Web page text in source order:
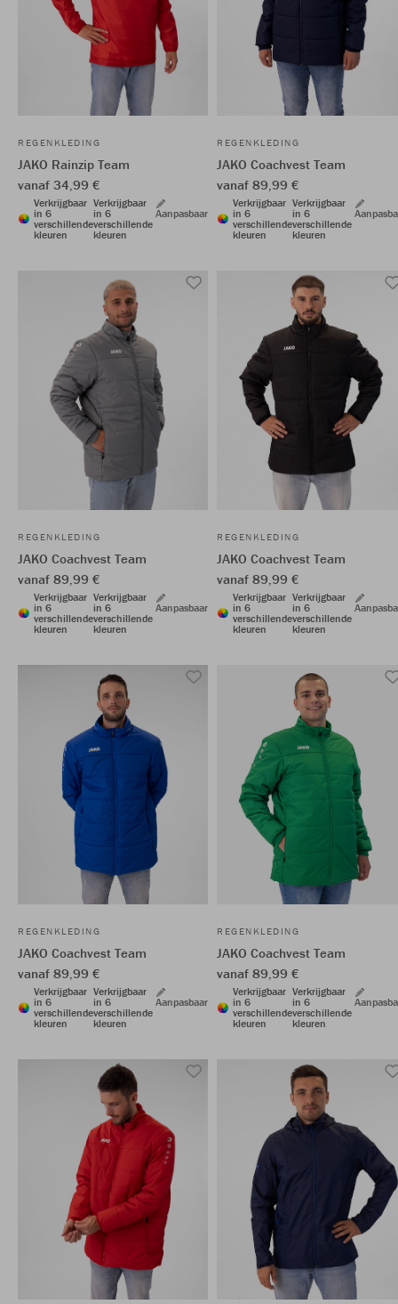
REGENKLEDING
JAKO Rainzip Team
vanaf 34,99 €
Verkrijgbaar
in 6
verschillende
kleuren
Verkrijgbaar
in 6
verschillende
kleuren
Aanpasbaar
REGENKLEDING
JAKO Coachvest Team
vanaf 89,99 €
Verkrijgbaar
in 6
verschillende
kleuren
Verkrijgbaar
in 6
verschillende
kleuren
REGENKLEDING
JAKO Coachvest Team
vanaf 89,99 €
Verkrijgbaar
in 6
verschillende
kleuren
Verkrijgbaar
in 6
verschillende
kleuren
Aanpasbaar
REGENKLEDING
JAKO Coachvest Team
vanaf 89,99 €
Verkrijgbaar
in 6
verschillende
kleuren
Verkrijgbaar
in 6
verschillende
kleuren
REGENKLEDING
JAKO Coachvest Team
vanaf 89,99 €
Verkrijgbaar
in 6
verschillende
kleuren
Verkrijgbaar
in 6
verschillende
kleuren
Aanpasbaar
REGENKLEDING
JAKO Coachvest Team
vanaf 89,99 €
Verkrijgbaar
in 6
verschillende
kleuren
Verkrijgbaar
in 6
verschillende
kleuren